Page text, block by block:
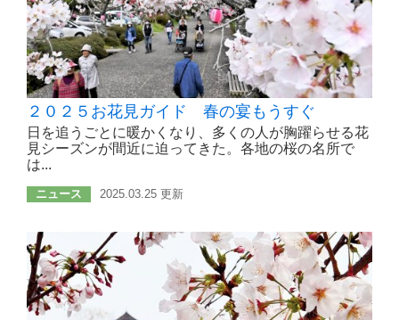
２０２５お花見ガイド 春の宴もうすぐ
日を追うごとに暖かくなり、多くの人が胸躍らせる花
見シーズンが間近に迫ってきた。各地の桜の名所で
は...
ニュース 2025.03.25 更新